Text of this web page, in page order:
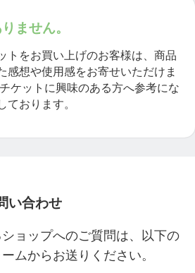
ません。
トをお買い上げのお客様は、商品
感想や使用感をお寄せいただけま
ケットに興味のある方へ参考にな
ております。
い合わせ
ョップへのご質問は、以下の
ムからお送りください。